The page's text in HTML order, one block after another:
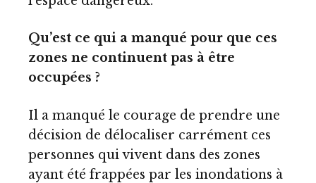
Qu’est ce qui a manqué pour que ces
zones ne continuent pas à être
occupées ?
Il a manqué le courage de prendre une
décision de délocaliser carrément ces
personnes qui vivent dans des zones
ayant été frappées par les inondations à